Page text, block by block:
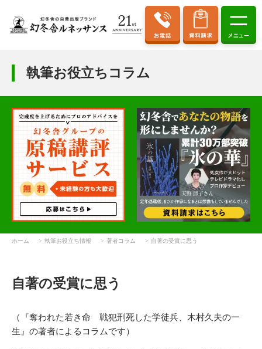
執筆お役立ちコラム
ホーム 執筆お役立ち情報 著者コラム 自著の受賞に思う
自著の受賞に思う
（
『奪われた若き命 戦犯刑死した学徒兵、木村久夫の一
生』 の著者によるコラムです）